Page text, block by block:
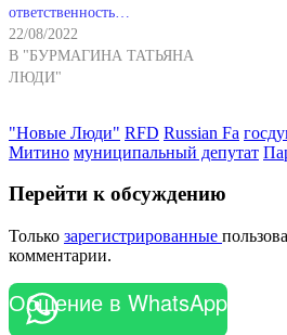
ответственность…
22/08/2022
В "БУРМАГИНА ТАТЬЯНА
ЛЮДИ"
"Новые Люди" RFD Russian Fa
Митино муниципальный депутат
Перейти к обсуждению
Только зарегистрированные
комментарии.
Общение в WhatsApp